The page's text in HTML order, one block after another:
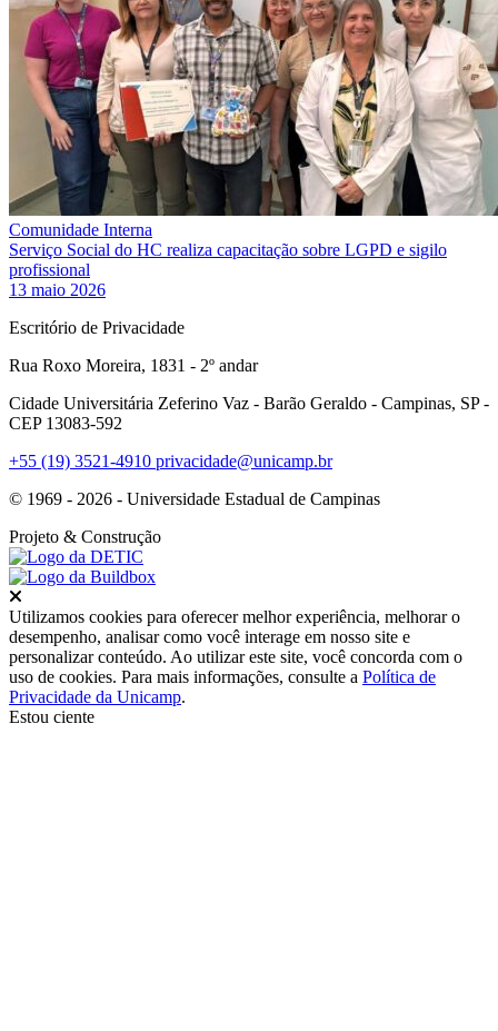
Comunidade Interna
Serviço Social do HC realiza capacitação sobre LGPD e sigilo
profissional
13 maio 2026
Escritório de Privacidade
Rua Roxo Moreira, 1831 - 2º andar
Cidade Universitária Zeferino Vaz - Barão Geraldo - Campinas, SP -
CEP 13083-592
+55 (19) 3521-4910 privacidade@unicamp.br
© 1969 - 2026 - Universidade Estadual de Campinas
Projeto & Construção
Utilizamos cookies para oferecer melhor experiência, melhorar o
desempenho, analisar como você interage em nosso site e
personalizar conteúdo. Ao utilizar este site, você concorda com o
uso de cookies. Para mais informações, consulte a Política de
Privacidade da Unicamp.
Estou ciente